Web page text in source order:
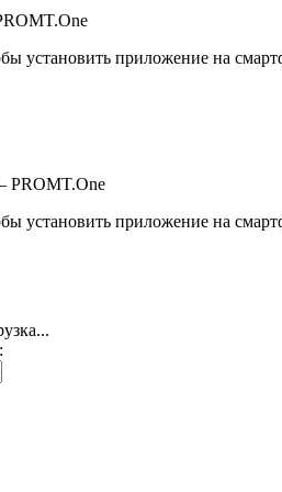
установить приложение на
установить приложение на